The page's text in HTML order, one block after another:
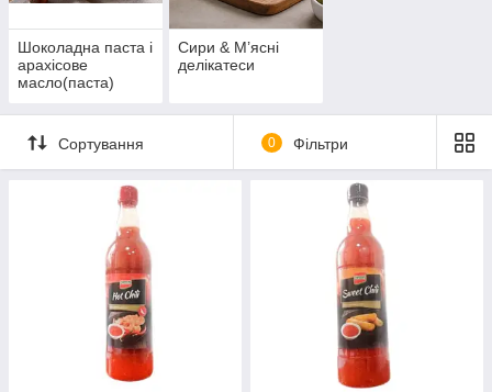
Шоколадна паста і
арахісове
масло(паста)
Сири & М’ясні
делікатеси
Сортування 0 Фільтри